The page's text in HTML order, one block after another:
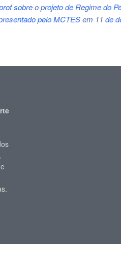
sobre o projeto de Regime do
pelo MCTES em 11 de